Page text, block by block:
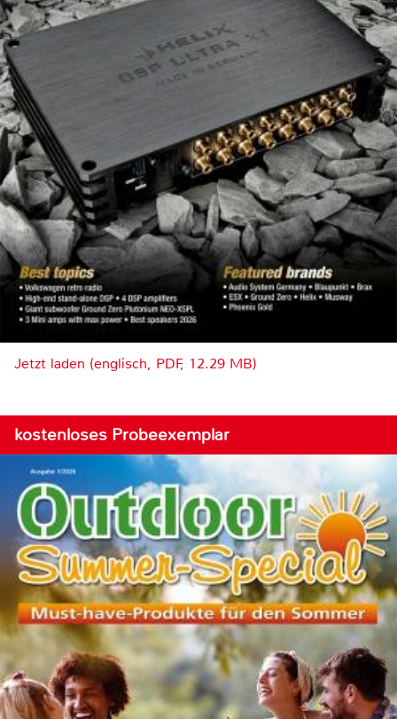
Jetzt laden (englisch, PDF, 12.29 MB)
kostenloses Probeexemplar